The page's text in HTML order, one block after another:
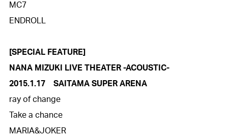
MC7
ENDROLL
[SPECIAL FEATURE]
NANA MIZUKI LIVE THEATER -ACOUSTIC-
2015.1.17　SAITAMA SUPER ARENA
ray of change
Take a chance
MARIA&JOKER